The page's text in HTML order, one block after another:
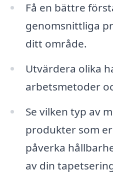
Få en bättre
genomsnittliga
ditt område.
Utvärdera olika
arbetsmetoder
Se vilken typ av
produkter som
påverka
av din